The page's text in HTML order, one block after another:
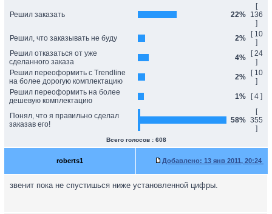
Решил заказать 22%
[
136
]
Решил, что заказывать не буду
2%
[ 10
]
Решил отказаться от уже
сделанного заказа
4%
[ 24
]
Решил переоформить с Trendline
на более дорогую комплектацию
2%
[ 10
]
Решил переоформить на более
дешевую комплектацию
1% [ 4 ]
Понял, что я правильно сделал
заказав его!
58%
[
355
]
Всего голосов : 608
roberts1 Добавлено: 13 янв 2011, 20:24
звенит пока не спустишься ниже установленной цифры.